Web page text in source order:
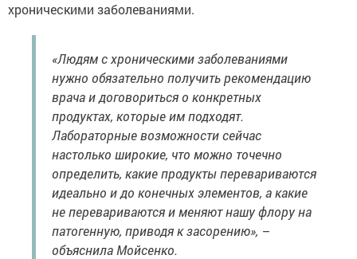
хроническими заболеваниями.
«Людям с хроническими заболеваниями
нужно обязательно получить рекомендацию
врача и договориться о конкретных
продуктах, которые им подходят.
Лабораторные возможности сейчас
настолько широкие, что можно точечно
определить, какие продукты перевариваются
идеально и до конечных элементов, а какие
не перевариваются и меняют нашу флору на
патогенную, приводя к засорению», –
объяснила Мойсенко.